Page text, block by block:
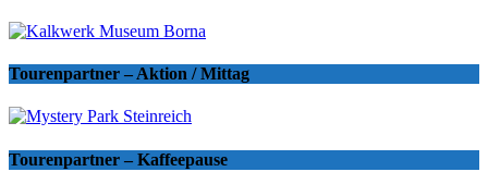
Tourenpartner – Aktion / Mittag
Tourenpartner – Kaffeepause